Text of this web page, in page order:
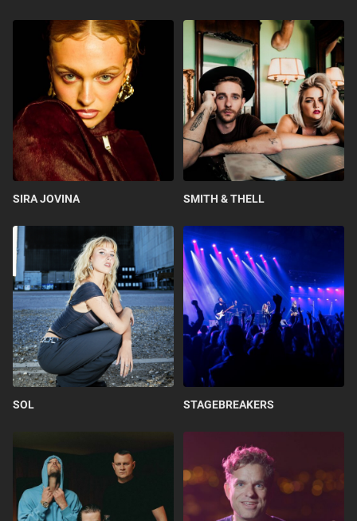
SIRA JOVINA SMITH & THELL
SOL STAGEBREAKERS